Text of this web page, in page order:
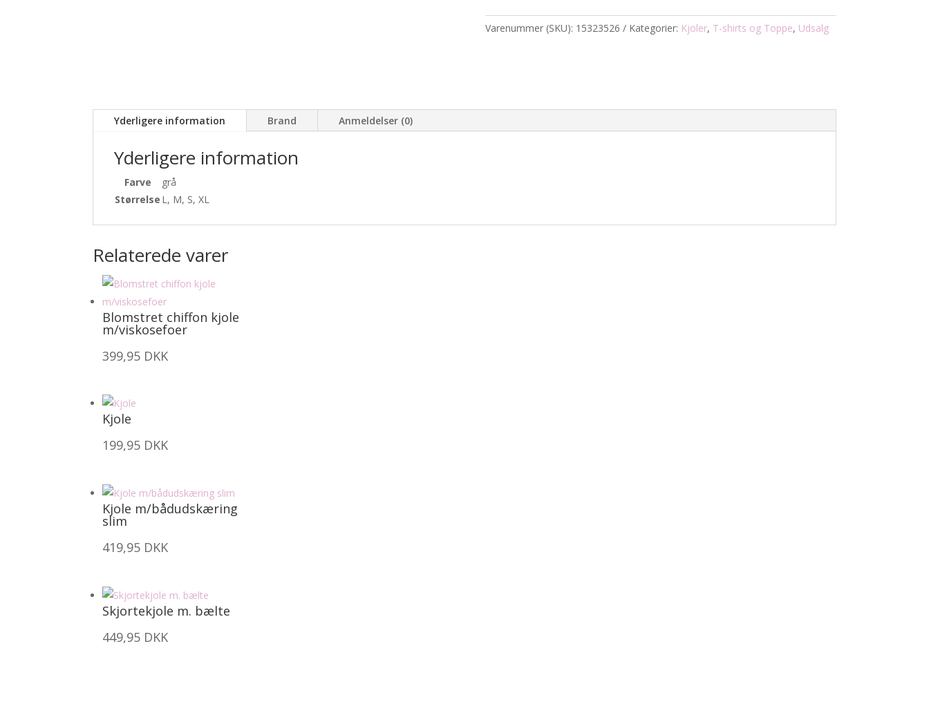
REBELLE
Varenummer (SKU): 15323526 Kategorier: Kjoler, T-shirts og Toppe, Udsalg
Yderligere information Brand Anmeldelser (0)
Yderligere information
Farve
grå
Størrelse L, M, S, XL
Relaterede varer
Blomstret chiffon kjole
m/viskosefoer
399,95 DKK
Kjole
199,95 DKK
Kjole m/bådudskæring
slim
419,95 DKK
Skjortekjole m. bælte
449,95 DKK